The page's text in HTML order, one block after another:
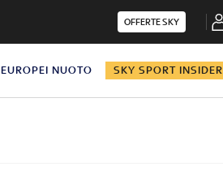
OFFERTE SKY
EUROPEI NUOTO SKY SPORT INSIDER